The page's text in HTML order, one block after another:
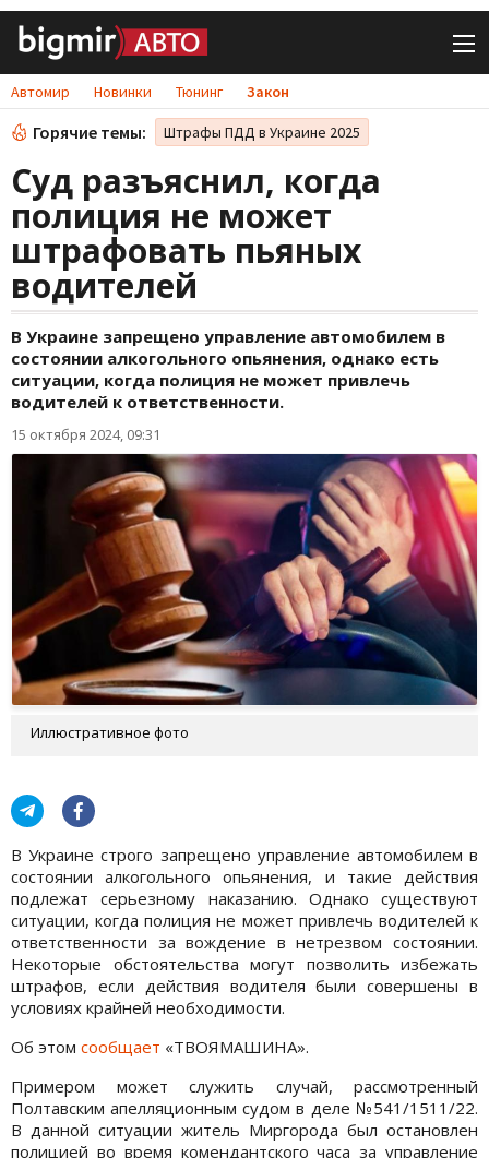
Автомир Новинки Тюнинг Закон
Горячие темы: Штрафы ПДД в Украине 2025
Суд разъяснил, когда
полиция не может
штрафовать пьяных
водителей
В Украине запрещено управление автомобилем в
состоянии алкогольного опьянения, однако есть
ситуации, когда полиция не может привлечь
водителей к ответственности.
15 октября 2024, 09:31
Иллюстративное фото
В Украине строго запрещено управление автомобилем в
состоянии алкогольного опьянения, и такие действия
подлежат серьезному наказанию. Однако существуют
ситуации, когда полиция не может привлечь водителей к
ответственности за вождение в нетрезвом состоянии.
Некоторые обстоятельства могут позволить избежать
штрафов, если действия водителя были совершены в
условиях крайней необходимости.
Об этом сообщает «ТВОЯМАШИНА».
Примером может служить случай, рассмотренный
Полтавским апелляционным судом в деле №541/1511/22.
В данной ситуации житель Миргорода был остановлен
полицией во время комендантского часа за управление